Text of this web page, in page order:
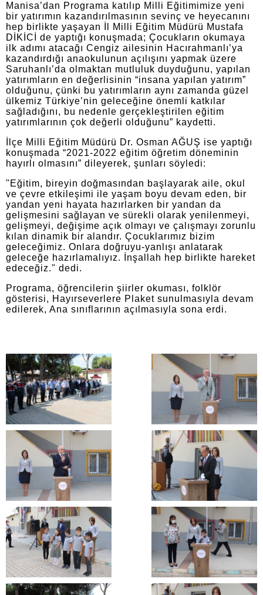
Manisa’dan Programa katılıp Milli Eğitimimize yeni
bir yatırımın kazandırılmasının sevinç ve heyecanını
hep birlikte yaşayan İl Milli Eğitim Müdürü Mustafa
DİKİCİ de yaptığı konuşmada; Çocukların okumaya
ilk adımı atacağı Cengiz ailesinin Hacırahmanlı’ya
kazandırdığı anaokulunun açılışını yapmak üzere
Saruhanlı’da olmaktan mutluluk duyduğunu, yapılan
yatırımların en değerlisinin “insana yapılan yatırım”
olduğunu, çünki bu yatırımların aynı zamanda güzel
ülkemiz Türkiye’nin geleceğine önemli katkılar
sağladığını, bu nedenle gerçekleştirilen eğitim
yatırımlarının çok değerli olduğunu” kaydetti.
İlçe Milli Eğitim Müdürü Dr. Osman AĞUŞ ise yaptığı
konuşmada “2021-2022 eğitim öğretim döneminin
hayırlı olmasını” dileyerek, şunları söyledi:
"Eğitim, bireyin doğmasından başlayarak aile, okul
ve çevre etkileşimi ile yaşam boyu devam eden, bir
yandan yeni hayata hazırlarken bir yandan da
gelişmesini sağlayan ve sürekli olarak yenilenmeyi,
gelişmeyi, değişime açık olmayı ve çalışmayı zorunlu
kılan dinamik bir alandır. Çocuklarımız bizim
geleceğimiz. Onlara doğruyu-yanlışı anlatarak
geleceğe hazırlamalıyız. İnşallah hep birlikte hareket
edeceğiz." dedi.
Programa, öğrencilerin şiirler okuması, folklör
gösterisi, Hayırseverlere Plaket sunulmasıyla devam
edilerek, Ana sınıflarının açılmasıyla sona erdi.